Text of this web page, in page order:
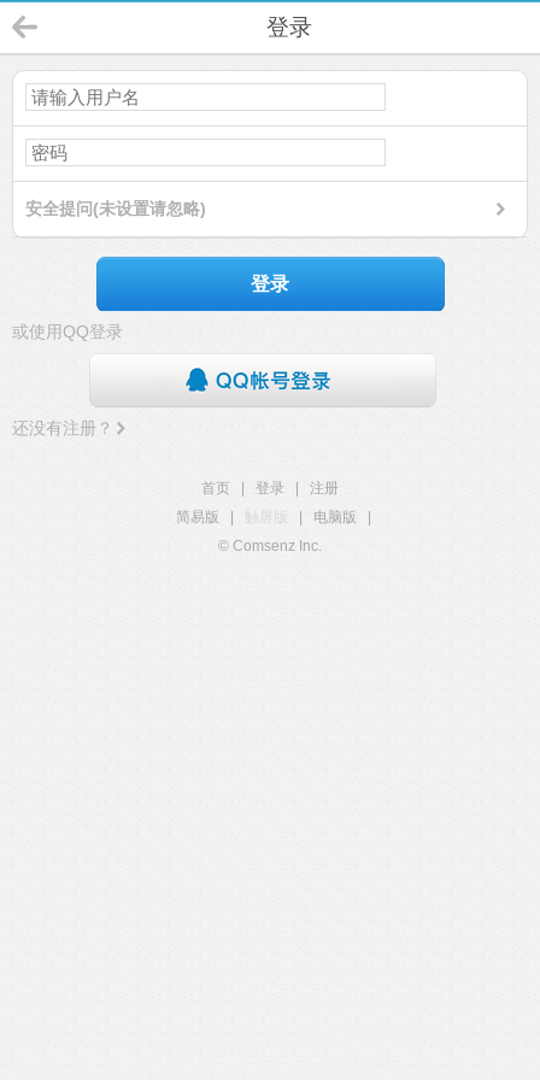
登录
安全提问(未设置请忽略)
登录
或使用QQ登录
还没有注册？
首页 登录
注册
简易版
触屏版 电脑版
© Comsenz Inc.